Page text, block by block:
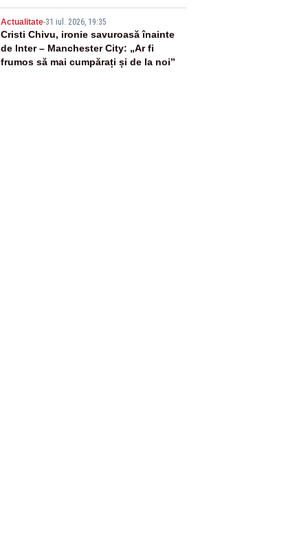
cunoscută de pe vremea lui Ceaușescu
Actualitate-31 iul. 2026, 19:35
Cristi Chivu, ironie savuroasă înainte
de Inter – Manchester City: „Ar fi
frumos să mai cumpărați și de la noi”